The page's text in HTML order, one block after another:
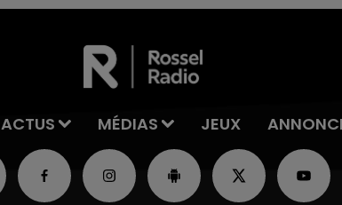
ACTUS MÉDIAS JEUX